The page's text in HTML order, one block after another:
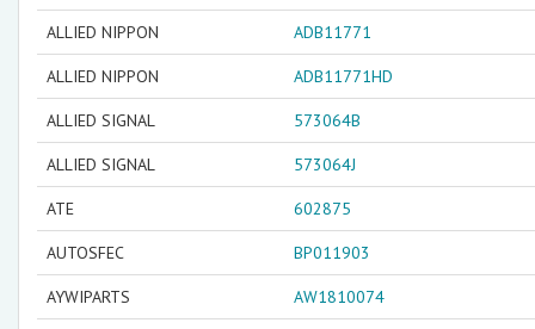
ALLIED NIPPON ADB11771
ALLIED NIPPON ADB11771HD
ALLIED SIGNAL 573064B
ALLIED SIGNAL 573064J
ATE 602875
AUTOSFEC BP011903
AYWIPARTS AW1810074